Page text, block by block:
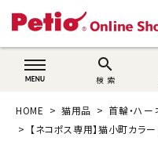
search
検 索
猫用品
HOME 猫用品 首輪・ハー
【ネコポス専用】猫小町カラ